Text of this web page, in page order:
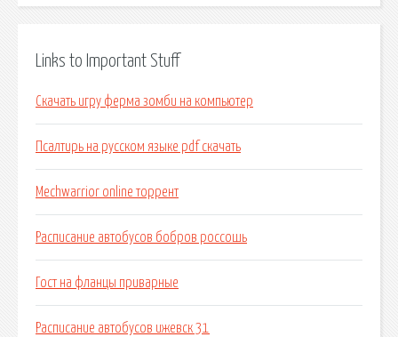
Links to Important Stuff
Скачать игру ферма зомби на компьютер
Псалтирь на русском языке pdf скачать
Mechwarrior online торрент
Расписание автобусов бобров россошь
Гост на фланцы приварные
Расписание автобусов ижевск 31